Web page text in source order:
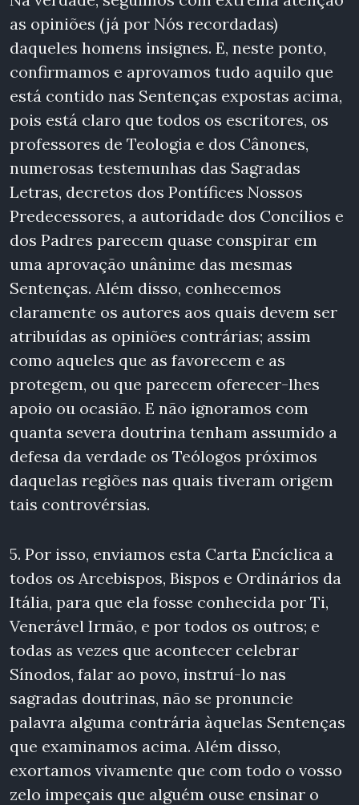
as opiniões (já por Nós recordadas)
daqueles homens insignes. E, neste ponto,
confirmamos e aprovamos tudo aquilo que
está contido nas Sentenças expostas acima,
pois está claro que todos os escritores, os
professores de Teologia e dos Cânones,
numerosas testemunhas das Sagradas
Letras, decretos dos Pontífices Nossos
Predecessores, a autoridade dos Concílios e
dos Padres parecem quase conspirar em
uma aprovação unânime das mesmas
Sentenças. Além disso, conhecemos
claramente os autores aos quais devem ser
atribuídas as opiniões contrárias; assim
como aqueles que as favorecem e as
protegem, ou que parecem oferecer-lhes
apoio ou ocasião. E não ignoramos com
quanta severa doutrina tenham assumido a
defesa da verdade os Teólogos próximos
daquelas regiões nas quais tiveram origem
tais controvérsias.
5. Por isso, enviamos esta Carta Encíclica a
todos os Arcebispos, Bispos e Ordinários da
Itália, para que ela fosse conhecida por Ti,
Venerável Irmão, e por todos os outros; e
todas as vezes que acontecer celebrar
Sínodos, falar ao povo, instruí-lo nas
sagradas doutrinas, não se pronuncie
palavra alguma contrária àquelas Sentenças
que examinamos acima. Além disso,
exortamos vivamente que com todo o vosso
zelo impeçais que alguém ouse ensinar o